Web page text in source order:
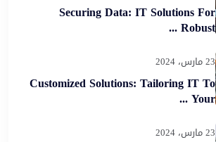
Securing Data: IT Solutions For
Robust ...
23 مارس، 2024
Customized Solutions: Tailoring IT To
Your ...
23 مارس، 2024